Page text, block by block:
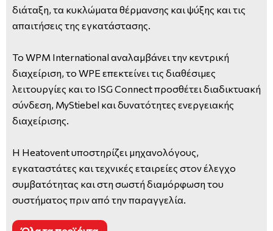
διάταξη, τα κυκλώματα θέρμανσης και ψύξης και τις
απαιτήσεις της εγκατάστασης.
Το WPM International αναλαμβάνει την κεντρική
διαχείριση, το WPE επεκτείνει τις διαθέσιμες
λειτουργίες και το ISG Connect προσθέτει διαδικτυακή
σύνδεση, MyStiebel και δυνατότητες ενεργειακής
διαχείρισης.
Η Heatovent υποστηρίζει μηχανολόγους,
εγκαταστάτες και τεχνικές εταιρείες στον έλεγχο
συμβατότητας και στη σωστή διαμόρφωση του
συστήματος πριν από την παραγγελία.